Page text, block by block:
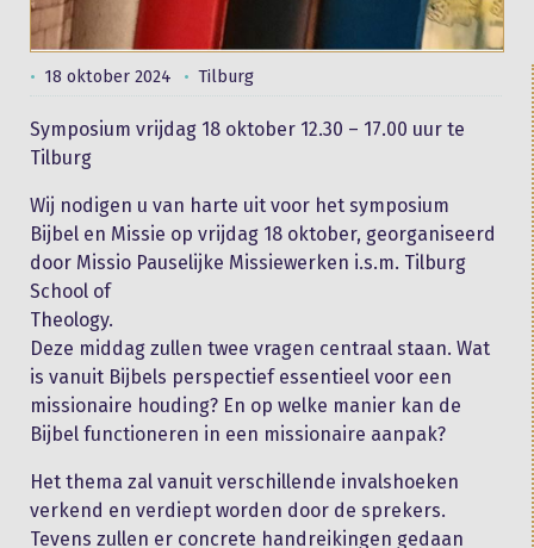
18 oktober 2024 Tilburg
Symposium vrijdag 18 oktober 12.30 – 17.00 uur te
Tilburg
Wij nodigen u van harte uit voor het symposium
Bijbel en Missie op vrijdag 18 oktober, georganiseerd
door Missio Pauselijke Missiewerken i.s.m. Tilburg
School of
Theology.
Deze middag zullen twee vragen centraal staan. Wat
is vanuit Bijbels perspectief essentieel voor een
missionaire houding? En op welke manier kan de
Bijbel functioneren in een missionaire aanpak?
Het thema zal vanuit verschillende invalshoeken
verkend en verdiept worden door de sprekers.
Tevens zullen er concrete handreikingen gedaan